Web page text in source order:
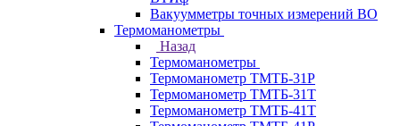
Вакуумметры точных измерений ВО
Термоманометры
Назад
Термоманометры
Термоманометр ТМТБ-31Р
Термоманометр ТМТБ-31Т
Термоманометр ТМТБ-41Т